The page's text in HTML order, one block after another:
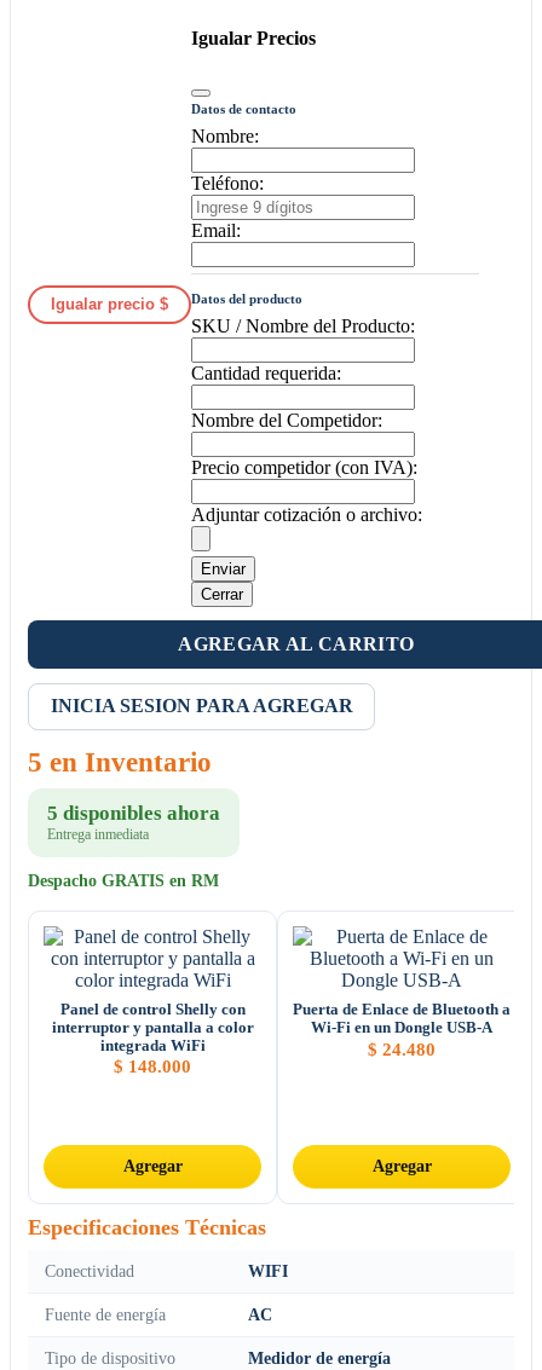
Igualar precio $
Igualar Precios
Datos de contacto
Nombre:
Teléfono:
Email:
Datos del producto
SKU / Nombre del Producto:
Cantidad requerida:
Nombre del Competidor:
Precio competidor (con IVA):
Adjuntar cotización o archivo:
Enviar
Cerrar
AGREGAR AL CARRITO
INICIA SESION PARA AGREGAR
5 en Inventario
5 disponibles ahora
Entrega inmediata
Despacho GRATIS en RM
Panel de control Shelly con
interruptor y pantalla a color
integrada WiFi
$ 148.000
Agregar
Puerta de Enlace de Bluetooth a
Wi-Fi en un Dongle USB-A
$ 24.480
Agregar
Especificaciones Técnicas
Conectividad WIFI
Fuente de energía AC
Tipo de dispositivo Medidor de energía